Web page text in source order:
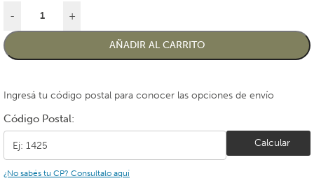
- +
AÑADIR AL CARRITO
Ingresá tu código postal para conocer las opciones de envío
Código Postal:
Calcular
¿No sabés tu CP? Consultalo aquí